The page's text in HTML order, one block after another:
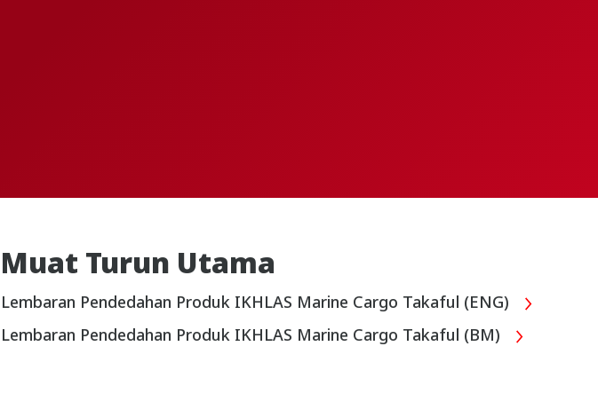
Muat Turun Utama
Lembaran Pendedahan Produk IKHLAS Marine Cargo Takaful (ENG)
Lembaran Pendedahan Produk IKHLAS Marine Cargo Takaful (BM)